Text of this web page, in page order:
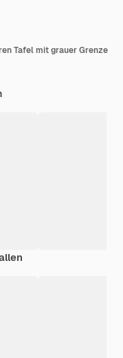
Tafel mit grauer Grenze